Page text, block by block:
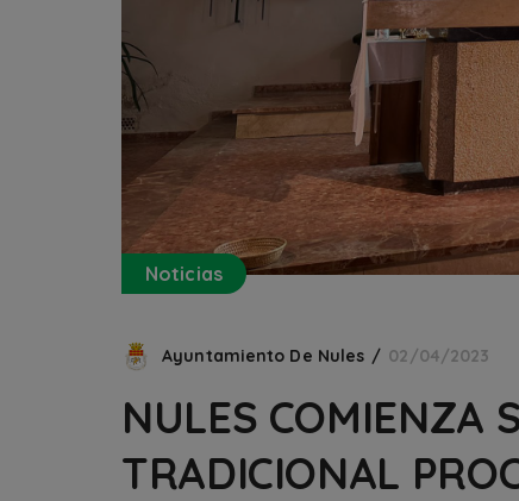
Noticias
Ayuntamiento De Nules 02/04/2023
NULES COMIENZA
TRADICIONAL